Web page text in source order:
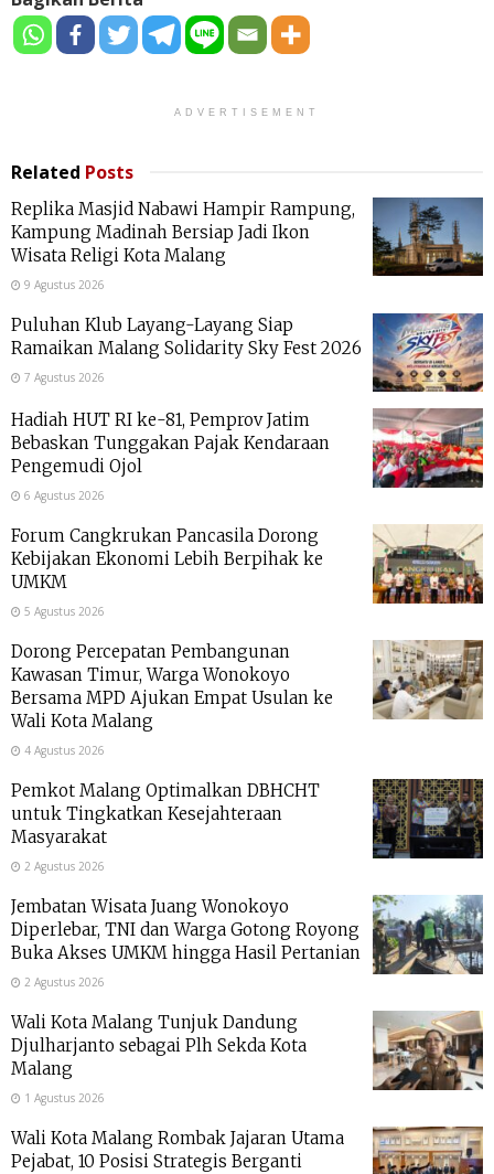
ADVERTISEMENT
Related Posts
Replika Masjid Nabawi Hampir Rampung,
Kampung Madinah Bersiap Jadi Ikon
Wisata Religi Kota Malang
9 Agustus 2026
Puluhan Klub Layang-Layang Siap
Ramaikan Malang Solidarity Sky Fest 2026
7 Agustus 2026
Hadiah HUT RI ke-81, Pemprov Jatim
Bebaskan Tunggakan Pajak Kendaraan
Pengemudi Ojol
6 Agustus 2026
Forum Cangkrukan Pancasila Dorong
Kebijakan Ekonomi Lebih Berpihak ke
UMKM
5 Agustus 2026
Dorong Percepatan Pembangunan
Kawasan Timur, Warga Wonokoyo
Bersama MPD Ajukan Empat Usulan ke
Wali Kota Malang
4 Agustus 2026
Pemkot Malang Optimalkan DBHCHT
untuk Tingkatkan Kesejahteraan
Masyarakat
2 Agustus 2026
Jembatan Wisata Juang Wonokoyo
Diperlebar, TNI dan Warga Gotong Royong
Buka Akses UMKM hingga Hasil Pertanian
2 Agustus 2026
Wali Kota Malang Tunjuk Dandung
Djulharjanto sebagai Plh Sekda Kota
Malang
1 Agustus 2026
Wali Kota Malang Rombak Jajaran Utama
Pejabat, 10 Posisi Strategis Berganti